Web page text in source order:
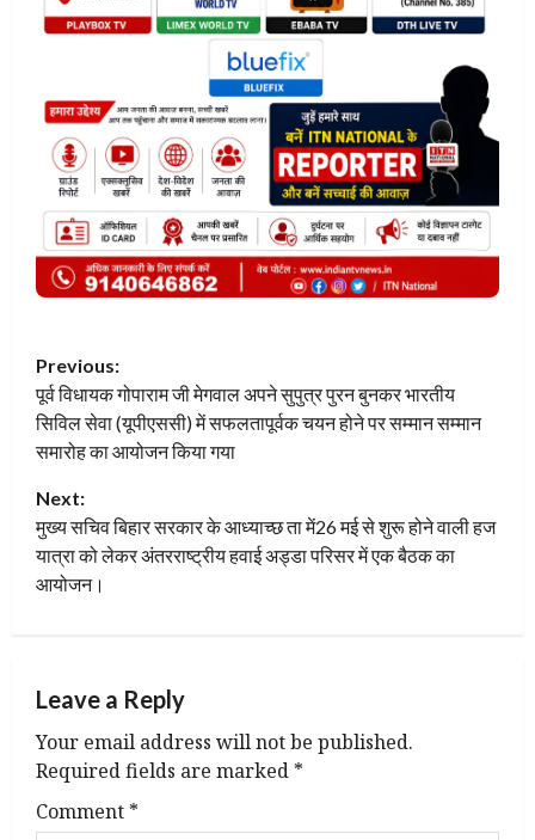
P
o
s
t
n
i
g
a
Previous:
पूर्व विधायक गोपाराम जी मेगवाल अपने सुपुत्र पुरन बुनकर भारतीय
सिविल सेवा (यूपीएससी) में सफलतापूर्वक चयन होने पर सम्मान सम्मान
समारोह का आयोजन किया गया
Next:
मुख्य सचिव बिहार सरकार के आध्याच्छ ता में26 मई से शुरू होने वाली हज
यात्रा को लेकर अंतरराष्ट्रीय हवाई अड्डा परिसर में एक बैठक का
आयोजन।
Leave a Reply
Your email address will not be published.
Required fields are marked *
Comment *